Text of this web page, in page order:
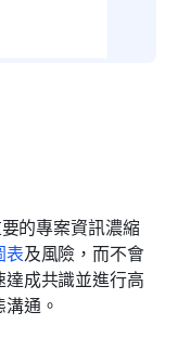
的專案資訊濃縮
表及風險，而不會
成共識並進行高
通。